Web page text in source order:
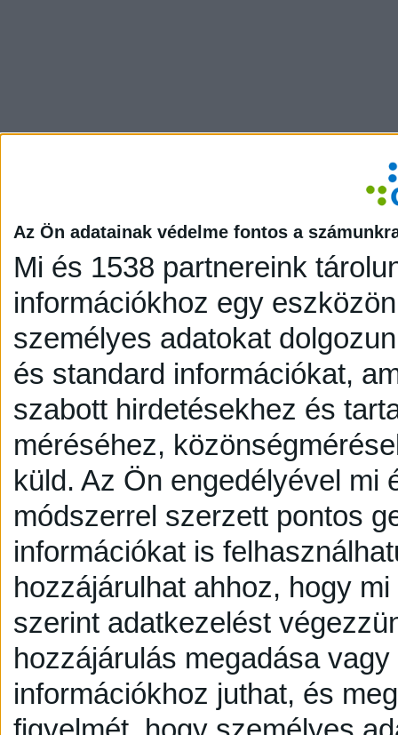
Az Ön adatainak védelme fontos a
Mi és 1538 partnereink
információkhoz egy
személyes adatokat
és standard információkat,
szabott hirdetésekhez és
méréséhez,
küld. Az Ön engedélyével mi
módszerrel szerzett pontos
információkat is
hozzájárulhat ahhoz, hogy
szerint adatkezelést
hozzájárulás megadása
információkhoz juthat, és